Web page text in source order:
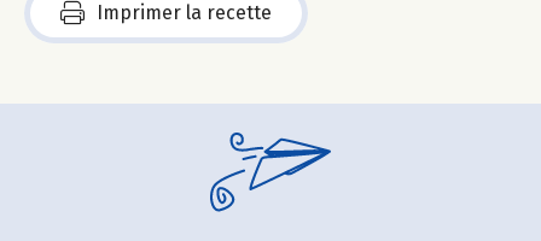
Imprimer la recette